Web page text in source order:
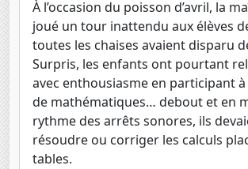
À l’occasion du poisson d’avril, la
joué un tour inattendu aux élèves
toutes les chaises avaient disparu
Surpris, les enfants ont pourtant
avec enthousiasme en participant
de mathématiques… debout et en
rythme des arrêts sonores, ils
résoudre ou corriger les calculs
tables.